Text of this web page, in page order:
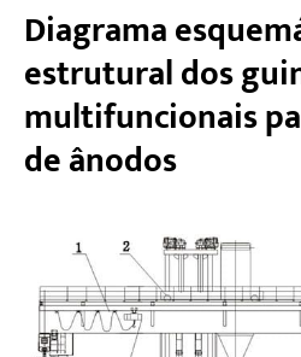
Diagrama
estrutural dos
multifuncionais
de ânodos